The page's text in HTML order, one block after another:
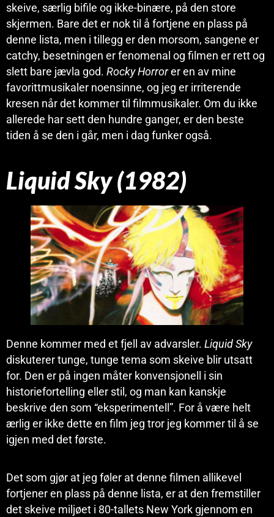
skeive, særlig bifile og ikke-binære, på den store
skjermen. Bare det er nok til å fortjene en plass på
denne lista, men i tillegg er den morsom, sangene er
catchy, besetningen er fenomenal og filmen er rett og
slett bare jævla god. Rocky Horrorer en av mine
favorittmusikaler noensinne, og jeg er irriterende
kresen når det kommer til filmmusikaler. Om du ikke
allerede har sett den hundre ganger, er den beste
tiden å se den i går, men i dag funker også.
Liquid Sky (1982)
Denne kommer med et fjell av advarsler. Liquid Sky
diskuterer tunge, tunge tema som skeive blir utsatt
for. Den er på ingen måter konvensjonell i sin
historiefortelling eller stil, og man kan kanskje
beskrive den som “eksperimentell”. For å være helt
ærlig er ikke dette en film jeg tror jeg kommer til å se
igjen med det første.
Det som gjør at jeg føler at denne filmen allikevel
fortjener en plass på denne lista, er at den fremstiller
det skeive miljøet i 80-tallets New York gjennom en